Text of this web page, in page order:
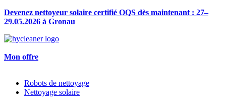
Devenez nettoyeur solaire certifié OQS dès maintenant : 27–
29.05.2026 à Gronau
Mon offre
Robots de nettoyage
Nettoyage solaire